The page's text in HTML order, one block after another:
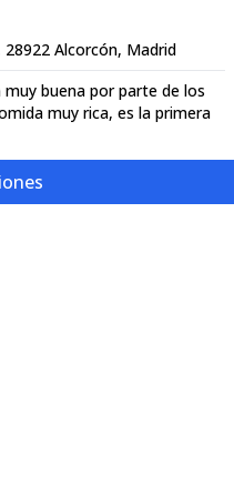
28922 Alcorcón, Madrid
buena por parte de los
muy rica, es la primera